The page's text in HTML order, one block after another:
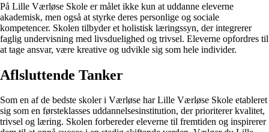
På Lille Værløse Skole er målet ikke kun at uddanne eleverne
akademisk, men også at styrke deres personlige og sociale
kompetencer. Skolen tilbyder et holistisk læringssyn, der integrerer
faglig undervisning med livsduelighed og trivsel. Eleverne opfordres til
at tage ansvar, være kreative og udvikle sig som hele individer.
Aflsluttende Tanker
Som en af de bedste skoler i Værløse har Lille Værløse Skole etableret
sig som en førsteklasses uddannelsesinstitution, der prioriterer kvalitet,
trivsel og læring. Skolen forbereder eleverne til fremtiden og inspirerer